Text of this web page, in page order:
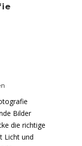
Bilder
die richtige
Licht und